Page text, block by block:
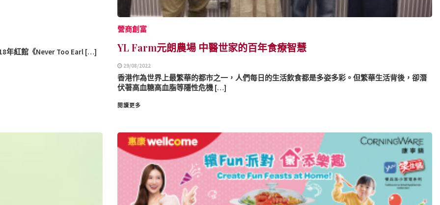
年紅館《Never Too Earl […]
營商創富
YL Farm元朗農場 中醫世家的百年食療智慧
29/08/2022
香港作為世界上最繁華的都市之一，人們每日的生活飲食都是多姿多彩。但繁華生活背後，卻潛
伏著高血糖高血脂等隱性危機 […]
閱讀更多